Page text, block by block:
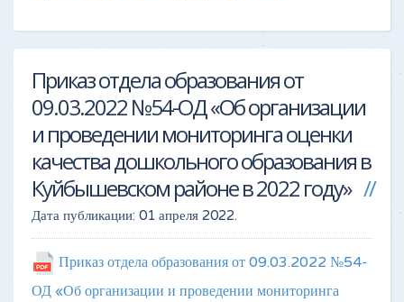
Приказ отдела образования от
09.03.2022 №54-ОД «Об организации
и проведении мониторинга оценки
качества дошкольного образования в
Куйбышевском районе в 2022 году»
Дата публикации: 01 апреля 2022.
Приказ отдела образования от 09.03.2022 №54-
ОД «Об организации и проведении мониторинга